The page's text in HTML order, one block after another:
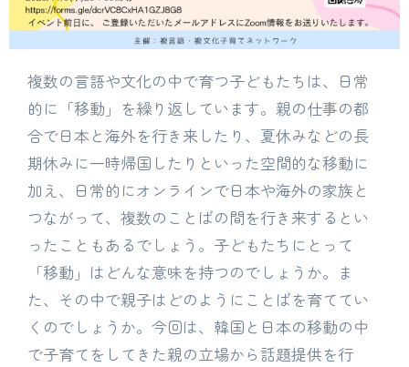
複数の言語や文化の中で育つ子どもたちは、日常
的に「移動」を繰り返しています。親の仕事の都
合で日本と海外を行き来したり、夏休みなどの長
期休みに一時帰国したりといった空間的な移動に
加え、日常的にオンラインで日本や海外の家族と
つながって、複数のことばの間を行き来するとい
ったこともあるでしょう。子どもたちにとって
「移動」はどんな意味を持つのでしょうか。ま
た、その中で親子はどのようにことばを育ててい
くのでしょうか。今回は、韓国と日本の移動の中
で子育てをしてきた親の立場から話題提供を行